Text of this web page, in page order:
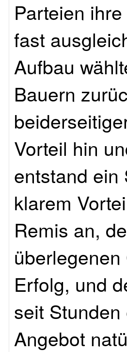
Parteien
fast
Aufbau
Bauern
Vorteil hin
entstand ein
klarem
Remis an,
Erfolg, und
seit
Angebot